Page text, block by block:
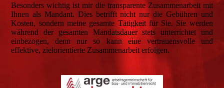
Besonders wichtig ist mir die transparente Zusammenarbeit mit
Ihnen als Mandant. Dies betrifft nicht nur die Gebühren und
Kosten, sondern meine gesamte Tätigkeit für Sie. Sie werden
während der gesamten Mandatsdauer stets unterrichtet und
einbezogen, denn nur so kann eine vertrauensvolle und
effektive, zielorientierte Zusammenarbeit erfolgen.